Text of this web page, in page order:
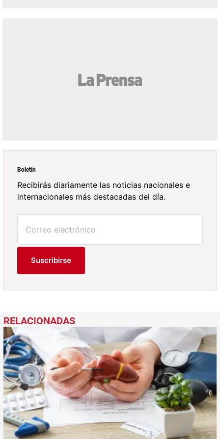
Boletín
Recibirás diariamente las noticias nacionales e
internacionales más destacadas del día.
Suscribirse